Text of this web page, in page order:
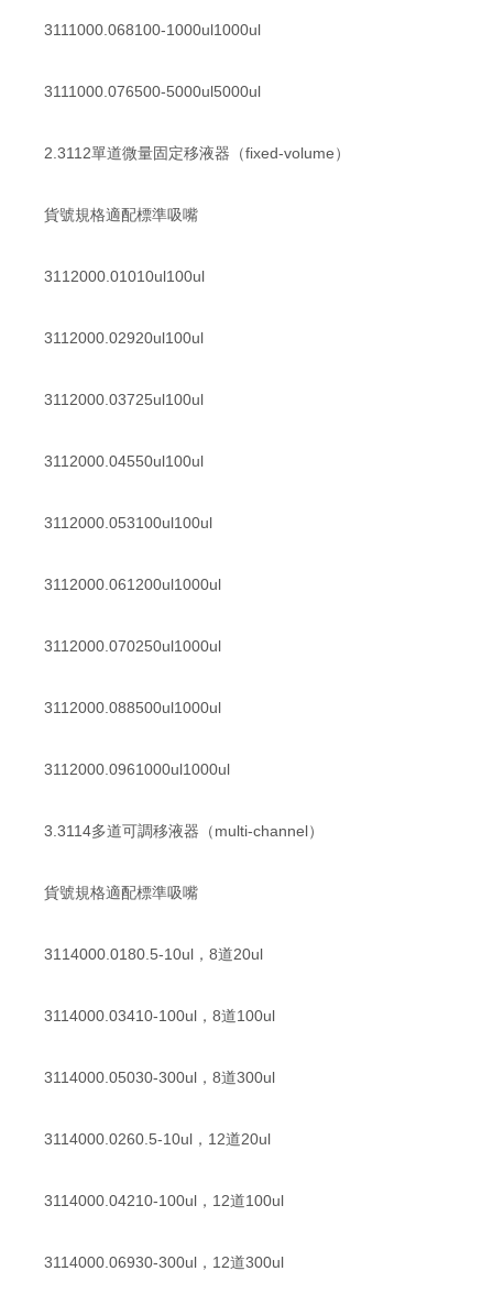
3111000.068100-1000ul1000ul
3111000.076500-5000ul5000ul
2.3112單道微量固定移液器（fixed-volume）
貨號規格適配標準吸嘴
3112000.01010ul100ul
3112000.02920ul100ul
3112000.03725ul100ul
3112000.04550ul100ul
3112000.053100ul100ul
3112000.061200ul1000ul
3112000.070250ul1000ul
3112000.088500ul1000ul
3112000.0961000ul1000ul
3.3114多道可調移液器（multi-channel）
貨號規格適配標準吸嘴
3114000.0180.5-10ul，8道20ul
3114000.03410-100ul，8道100ul
3114000.05030-300ul，8道300ul
3114000.0260.5-10ul，12道20ul
3114000.04210-100ul，12道100ul
3114000.06930-300ul，12道300ul